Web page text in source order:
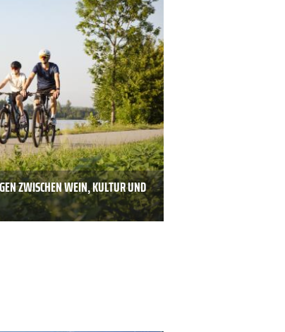
ZWISCHEN WEIN, KULTUR UND